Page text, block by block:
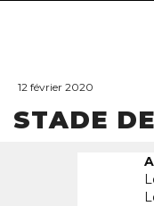
12 février 2020
STADE